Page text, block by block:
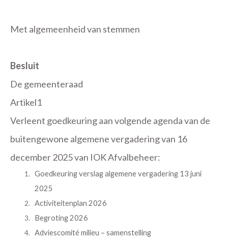
Met algemeenheid van stemmen
Besluit
De gemeenteraad
Artikel1
Verleent goedkeuring aan volgende agenda van de
buitengewone algemene vergadering van 16
december 2025 van IOK Afvalbeheer:
Goedkeuring verslag algemene vergadering 13 juni
2025
Activiteitenplan 2026
Begroting 2026
Adviescomité milieu – samenstelling